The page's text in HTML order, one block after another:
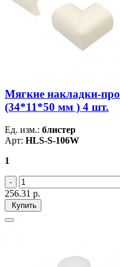
Мягкие накладки-
(34*11*50 мм ) 4 шт.
Ед. изм.: блистер
Арт: HLS-S-106W
1
256.31 р.
Купить